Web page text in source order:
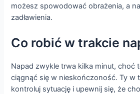
możesz spowodować obrażenia, a
zadławienia.
Co robić w trakcie
Napad zwykle trwa kilka minut, choć
ciągnąć się w nieskończoność. Ty w
kontroluj sytuację i upewnij się, że